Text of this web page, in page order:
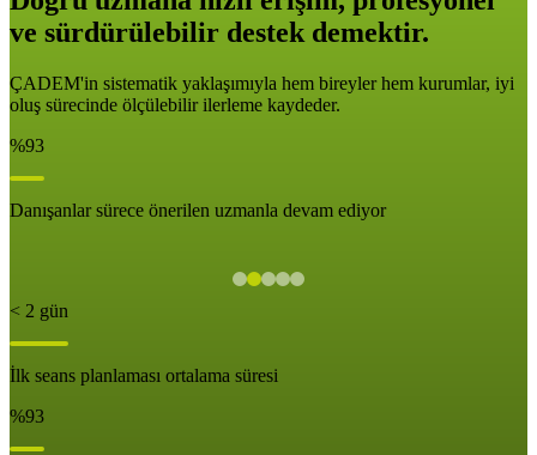
ve sürdürülebilir destek demektir.
ÇADEM'in sistematik yaklaşımıyla hem bireyler hem kurumlar, iyi
oluş sürecinde ölçülebilir ilerleme kaydeder.
%93
Danışanlar sürece önerilen uzmanla devam ediyor
< 2 gün
İlk seans planlaması ortalama süresi
%93